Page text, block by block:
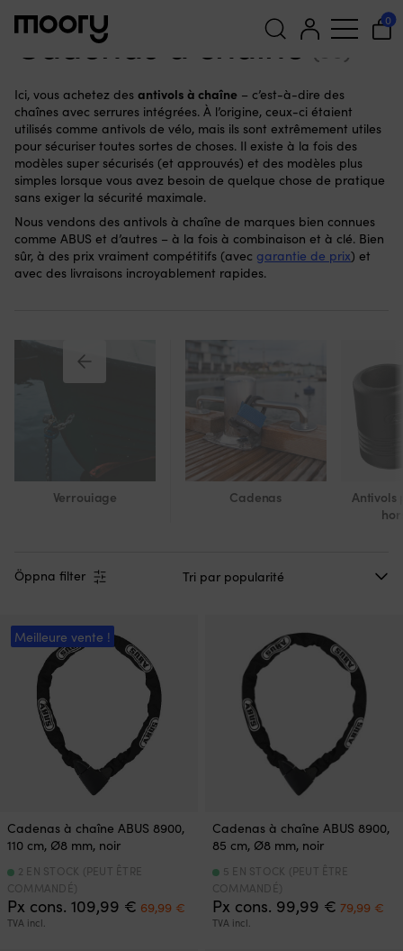
pour :
0
Cadenas à chaîne (86)
Ici, vous achetez des antivols à chaîne – c’est-à-dire des
chaînes avec serrures intégrées. À l’origine, ceux-ci étaient
utilisés comme antivols de vélo, mais ils sont extrêmement utiles
pour sécuriser toutes sortes de choses. Il existe à la fois des
modèles super sécurisés (et approuvés) et des modèles plus
simples lorsque vous avez besoin de quelque chose de pratique
sans exiger la sécurité maximale.
Nous vendons des antivols à chaîne de marques bien connues
comme ABUS et d’autres – à la fois à combinaison et à clé. Bien
sûr, à des prix vraiment compétitifs (avec garantie de prix) et
avec des livraisons incroyablement rapides.
Verrouiage Cadenas
Antivols
Öppna filter
Meilleure vente !
Cadenas à chaîne ABUS 8900,
110 cm, Ø8 mm, noir
Px cons. 109,99 € Le
prix
69,99 €
TVA incl.
2 EN STOCK (PEUT ÊTRE
COMMANDÉ)
Cadenas à chaîne ABUS 8900,
85 cm, Ø8 mm, noir
Px cons. 99,99 € Le
prix
79,99 €Le
TVA incl.
5 EN STOCK (PEUT ÊTRE
COMMANDÉ)